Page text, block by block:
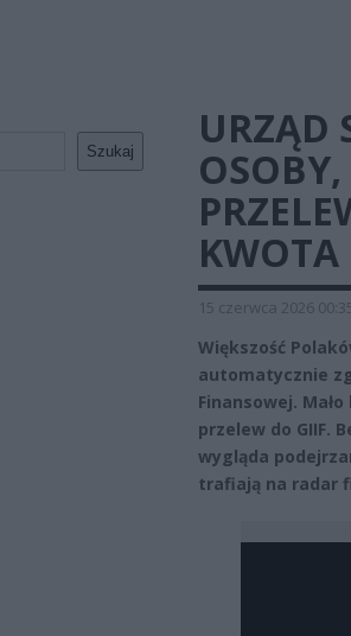
Szukaj
URZĄD
KWOTA
15 czerwca 2026
Większość
automatycznie
Finansowej.
przelew do GIIF.
wygląda
trafiają na radar